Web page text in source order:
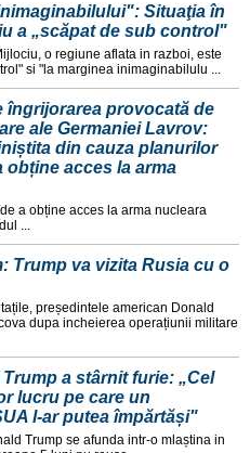
Situaţia în
a „scăpat de sub control"
o regiune aflata in razboi, este
si "la marginea inimaginabilulu ...
îngrijorarea provocată de
ale Germaniei Lavrov:
din cauza planurilor
obține acces la arma
a obține acces la arma nucleara
...
Trump va vizita Rusia cu o
președintele american Donald
dupa incheierea operațiunii militare
a stârnit furie: „Cel
lucru pe care un
l-ar putea împărtăși"
Trump se afunda intr-o mlaștina in